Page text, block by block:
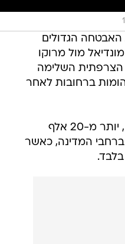
הגדולים
מול מרוקו
הממשלה הצרפתית השלימה
ברחובות לאחר
על פי דיווח של Le Parisien, יותר מ-20 אלף
ברחבי המדינה, כאשר